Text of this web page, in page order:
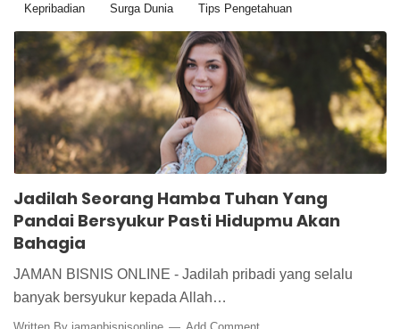
Kepribadian Surga Dunia Tips Pengetahuan
Jadilah Seorang Hamba Tuhan Yang
Pandai Bersyukur Pasti Hidupmu Akan
Bahagia
JAMAN BISNIS ONLINE - Jadilah pribadi yang selalu
banyak bersyukur kepada Allah…